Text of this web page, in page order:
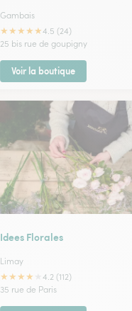
Gambais
★★★★★4.5 (24)
25 bis rue de goupigny
Voir la boutique
Idees Florales
Limay
★★★★
4.2 (112)
35 rue de Paris